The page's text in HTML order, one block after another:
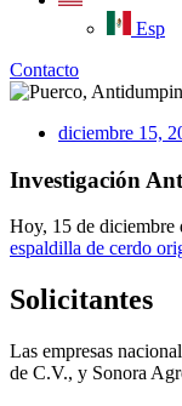
Esp
Contacto
diciembre 15,
Investigación
Hoy, 15 de diciembre
espaldilla de cerdo
Solicitantes
Las empresas
de C.V., y Sonora